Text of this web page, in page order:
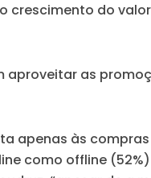
crescimento do
aproveitar as
apenas às
como offline